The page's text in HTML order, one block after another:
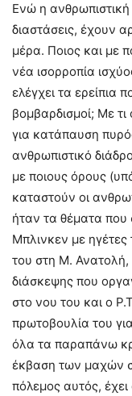
Ενώ η ανθρωπιστική
διαστάσεις, έχουν
μέρα. Ποιος και με
νέα ισορροπία
ελέγχει τα ερείπια
βομβαρδισμοί; Με
για κατάπαυση
ανθρωπιστικό
με ποιους όρους
καταστούν οι
ήταν τα θέματα που
Μπλινκεν με ηγέτες
του στη Μ. Ανατολή,
διάσκεψης που
στο νου του και ο
πρωτοβουλία του
όλα τα παραπάνω
έκβαση των μαχών
πόλεμος αυτός,